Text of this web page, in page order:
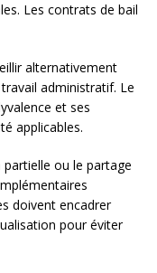
Les contrats de bail
alternativement
administratif. Le
et ses
applicables.
ou le partage
doivent encadrer
pour éviter